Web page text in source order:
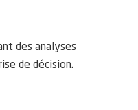
des analyses
de décision.